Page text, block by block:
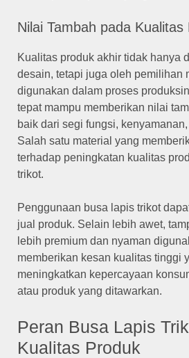
Nilai Tambah pada Kualitas
Kualitas produk akhir tidak hanya
desain, tetapi juga oleh pemilihan
digunakan dalam proses
tepat mampu memberikan nilai
baik dari segi fungsi,
Salah satu material yang
terhadap peningkatan kualitas
trikot.
Penggunaan busa lapis trikot
jual produk. Selain lebih awet,
lebih premium dan nyaman
memberikan kesan kualitas tinggi
meningkatkan kepercayaan
atau produk yang ditawarkan.
Peran Busa Lapis
Kualitas Produk